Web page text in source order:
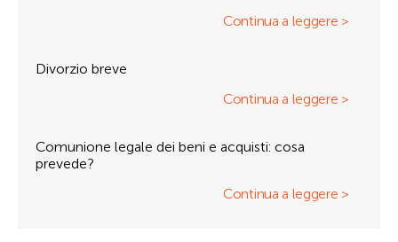
Continua a leggere >
Divorzio breve
Continua a leggere >
Comunione legale dei beni e acquisti: cosa
prevede?
Continua a leggere >